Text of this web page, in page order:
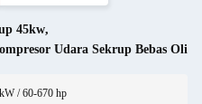
45kw,
Udara Sekrup Bebas Oli
/ 60-670 hp